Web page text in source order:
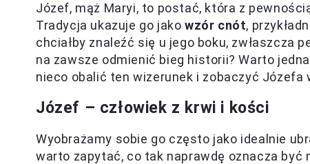
Józef, mąż Maryi, to postać, która z
Tradycja ukazuje go jakowzór cnót,
chciałby znaleźć się u jego boku, zwłaszcza
na zawsze odmienić bieg historii? Warto
nieco obalić ten wizerunek i zobaczyć Józefa
Józef – człowiek z krwi i kości
Wyobrażamy sobie go często jako idealnie
warto zapytać, co tak naprawdę oznacza być